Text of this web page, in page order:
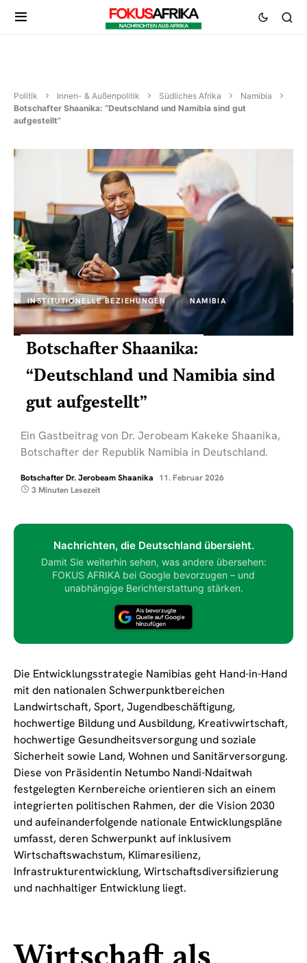
Politik Innen- & Außenpolitik Südliches Afrika
Namibia
Botschafter Shaanika: “Deutschland und Namibia sind gut
aufgestellt”
INSTITUTIONELLE BEZIEHUNGEN NAMIBIA
Botschafter Shaanika:
“Deutschland und Namibia sind
gut aufgestellt”
Ein Gastbeitrag von Dr. Jerobeam Kakeke Shaanika,
Botschafter der Republik Namibia in Deutschland.
Botschafter Dr. Jerobeam Shaanika
11. Februar 2026
3 Minuten Lesezeit
Nachrichten, die Deutschland übersieht.
Damit Sie weiterhin sehen, was andere übersehen:
FOKUS AFRIKA bei Google bevorzugen – und
unabhängige Berichterstattung stärken.
Die Entwicklungsstrategie Namibias geht Hand-in-Hand
mit den nationalen Schwerpunktbereichen
Landwirtschaft, Sport, Jugendbeschäftigung,
hochwertige Bildung und Ausbildung, Kreativwirtschaft,
hochwertige Gesundheitsversorgung und soziale
Sicherheit sowie Land, Wohnen und Sanitärversorgung.
Diese von Präsidentin Netumbo Nandi-Ndaitwah
festgelegten Kernbereiche orientieren sich an einem
integrierten politischen Rahmen, der die Vision 2030
und aufeinanderfolgende nationale Entwicklungspläne
umfasst, deren Schwerpunkt auf inklusivem
Wirtschaftswachstum, Klimaresilienz,
Infrastrukturentwicklung, Wirtschaftsdiversifizierung
und nachhaltiger Entwicklung liegt.